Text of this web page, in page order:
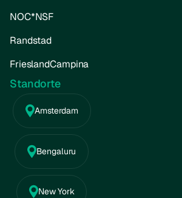
NOC*NSF
Randstad
FrieslandCampina
Standorte
Amsterdam
Bengaluru
New York